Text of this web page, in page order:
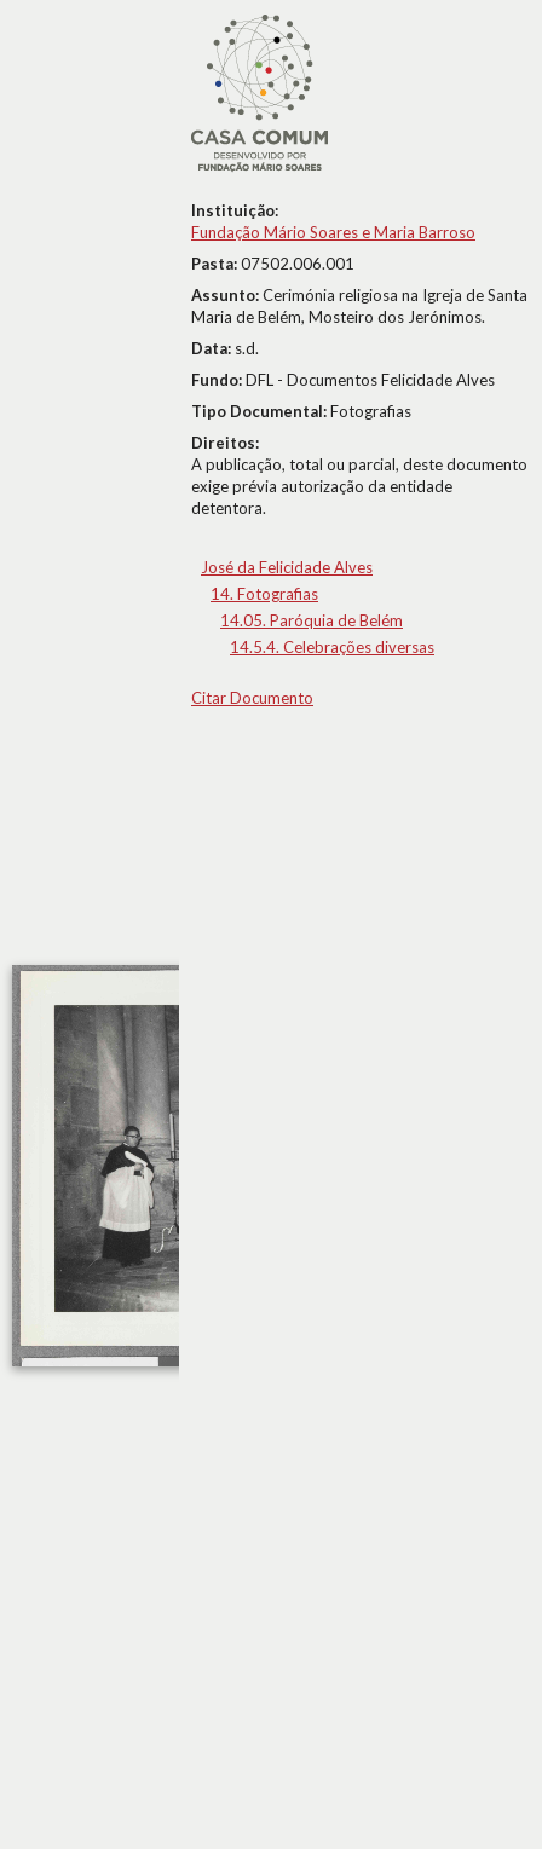
Instituição:
Fundação Mário Soares e Maria Barroso
Pasta:07502.006.001
Assunto:Cerimónia religiosa na Igreja de Santa
Maria de Belém, Mosteiro dos Jerónimos.
Data: s.d.
Fundo:DFL - Documentos Felicidade Alves
Tipo Documental:Fotografias
Direitos:
A publicação, total ou parcial, deste documento
exige prévia autorização da entidade
detentora.
José da Felicidade Alves
14. Fotografias
14.05. Paróquia de Belém
14.5.4. Celebrações diversas
Citar Documento